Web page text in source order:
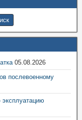
05.08.2026
послевоенному
эксплуатацию